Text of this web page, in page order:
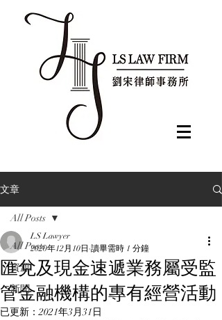
文章
All Posts
資源
新聞
All Posts
匯兌及現金速遞業務屬受監
管金融機構的專有經營活動
LS Lawyer
2020年12月10日 讀畢需時 1 分鐘
已更新：2021年3月31日